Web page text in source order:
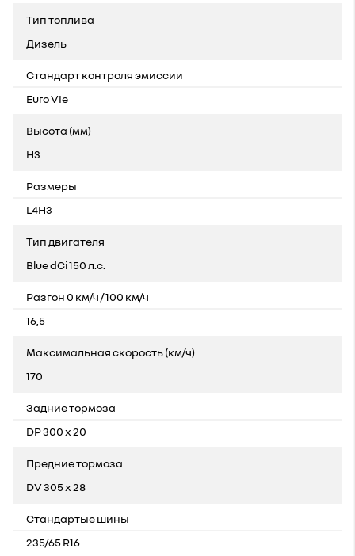
Тип топлива
Дизель
Стандарт контроля эмиссии
Euro VIe
Высота (мм)
H3
Размеры
L4H3
Тип двигателя
Blue dCi 150 л.с.
Разгон 0 км/ч / 100 км/ч
16,5
Максимальная скорость (км/ч)
170
Задние тормоза
DP 300 x 20
Предние тормоза
DV 305 x 28
Стандартые шины
235/65 R16